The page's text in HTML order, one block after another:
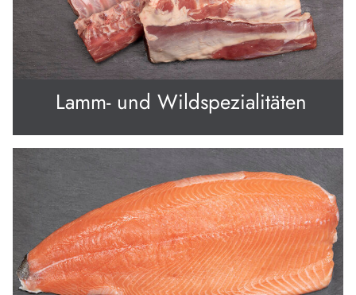
Lamm- und Wildspezialitäten